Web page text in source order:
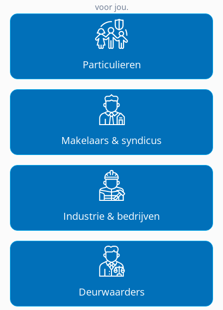
voor jou.
Particulieren
Makelaars & syndicus
Industrie & bedrijven
Deurwaarders